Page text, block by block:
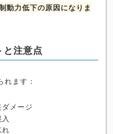
動力低下の原因になりま
と注意点
ます：
メージ